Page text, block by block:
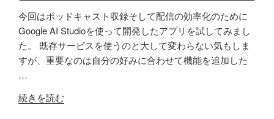
り
返
り"
の
デ
ィ
ン
グ"
の
術
と
可
能
性
「Fish
が
５
年
か
け
て
Amazon
Apple Podcasts
RSS
Spotify
RSS FEED
SHARE
LINK
今回はポッドキャスト収録そして配信の効率化のために
Google AI Studioを使って開発したアプリを試してみまし
た。 既存サービスを使うのと大して変わらない気もしま
すが、重要なのは自分の好みに合わせて機能を追加した
…
"【自
続きを読む